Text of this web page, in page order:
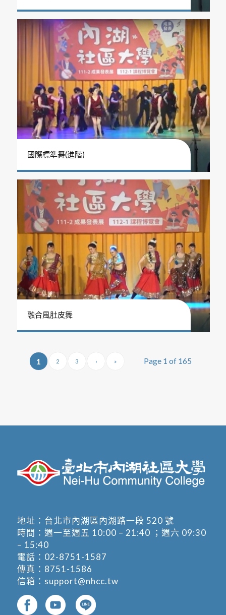
國際標準舞(進階)
融合風肚皮舞
Page 1 of 165
1 2 3 › »
地址： 台北市內湖區內湖路一段 520 號
時間：週一至週五 10:00 – 21:40 ；週六 09:30
– 15:40
電話： 02-8751-1587
傳真：8751-1586
信箱： support@nhcc.tw